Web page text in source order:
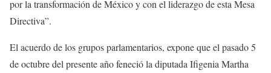
por la transformación de México y con el liderazgo de esta Mesa
Directiva”.
El acuerdo de los grupos parlamentarios, expone que el pasado 5
de octubre del presente año feneció la diputada Ifigenia Martha